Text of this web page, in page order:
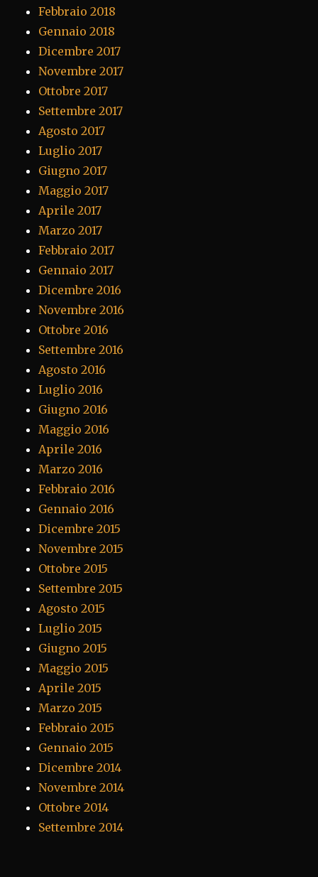
Febbraio 2018
Gennaio 2018
Dicembre 2017
Novembre 2017
Ottobre 2017
Settembre 2017
Agosto 2017
Luglio 2017
Giugno 2017
Maggio 2017
Aprile 2017
Marzo 2017
Febbraio 2017
Gennaio 2017
Dicembre 2016
Novembre 2016
Ottobre 2016
Settembre 2016
Agosto 2016
Luglio 2016
Giugno 2016
Maggio 2016
Aprile 2016
Marzo 2016
Febbraio 2016
Gennaio 2016
Dicembre 2015
Novembre 2015
Ottobre 2015
Settembre 2015
Agosto 2015
Luglio 2015
Giugno 2015
Maggio 2015
Aprile 2015
Marzo 2015
Febbraio 2015
Gennaio 2015
Dicembre 2014
Novembre 2014
Ottobre 2014
Settembre 2014